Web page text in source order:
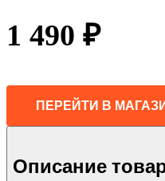
1 490 ₽
ПЕРЕЙТИ В
Описание